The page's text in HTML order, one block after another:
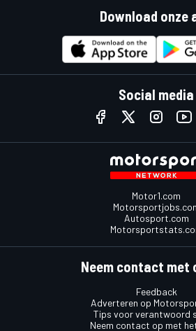
Download onze
Social media
Motor1.com
Autosport.com
Neem contact met
Feedback
Adverteren op
Tips voor verantwoord
Neem contact op met